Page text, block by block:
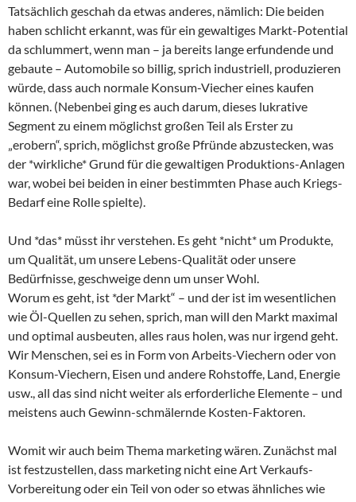
Tatsächlich geschah da etwas anderes, nämlich: Die beiden
haben schlicht erkannt, was für ein gewaltiges Markt-Potential
da schlummert, wenn man – ja bereits lange erfundende und
gebaute – Automobile so billig, sprich industriell, produzieren
würde, dass auch normale Konsum-Viecher eines kaufen
können. (Nebenbei ging es auch darum, dieses lukrative
Segment zu einem möglichst großen Teil als Erster zu
„erobern“, sprich, möglichst große Pfründe abzustecken, was
der *wirkliche* Grund für die gewaltigen Produktions-Anlagen
war, wobei bei beiden in einer bestimmten Phase auch Kriegs-
Bedarf eine Rolle spielte).
Und *das* müsst ihr verstehen. Es geht *nicht* um Produkte,
um Qualität, um unsere Lebens-Qualität oder unsere
Bedürfnisse, geschweige denn um unser Wohl.
Worum es geht, ist *der Markt“ – und der ist im wesentlichen
wie Öl-Quellen zu sehen, sprich, man will den Markt maximal
und optimal ausbeuten, alles raus holen, was nur irgend geht.
Wir Menschen, sei es in Form von Arbeits-Viechern oder von
Konsum-Viechern, Eisen und andere Rohstoffe, Land, Energie
usw., all das sind nicht weiter als erforderliche Elemente – und
meistens auch Gewinn-schmälernde Kosten-Faktoren.
Womit wir auch beim Thema marketing wären. Zunächst mal
ist festzustellen, dass marketing nicht eine Art Verkaufs-
Vorbereitung oder ein Teil von oder so etwas ähnliches wie